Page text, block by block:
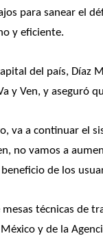
para sanear el
y eficiente.
del país, Díaz
y Ven, y aseguró
va a continuar el
no vamos a
de los
técnicas de
y de la